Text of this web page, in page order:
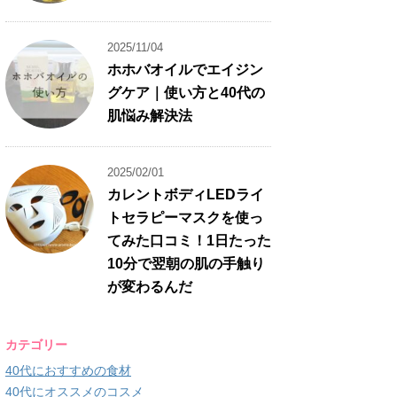
2025/11/04
ホホバオイルでエイジン
グケア｜使い方と40代の
肌悩み解決法
2025/02/01
カレントボディLEDライ
トセラピーマスクを使っ
てみた口コミ！1日たった
10分で翌朝の肌の手触り
が変わるんだ
カテゴリー
40代におすすめの食材
40代にオススメのコスメ